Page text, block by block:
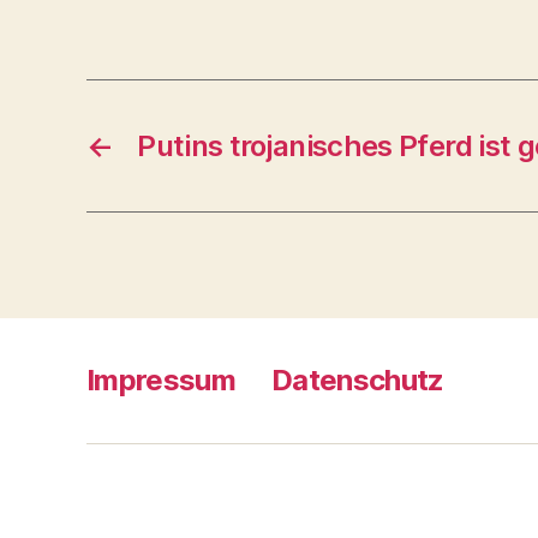
← Putins trojanisches Pferd ist
Impressum Datenschutz